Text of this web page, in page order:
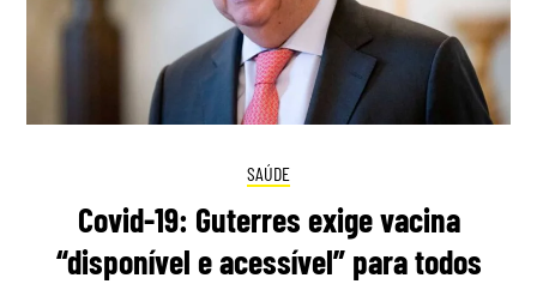
SAÚDE
Covid-19: Guterres exige vacina
“disponível e acessível” para todos